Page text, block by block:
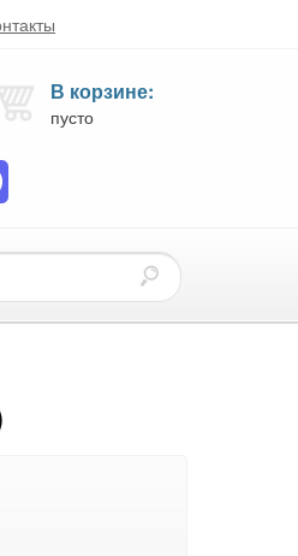
В корзине:
пусто